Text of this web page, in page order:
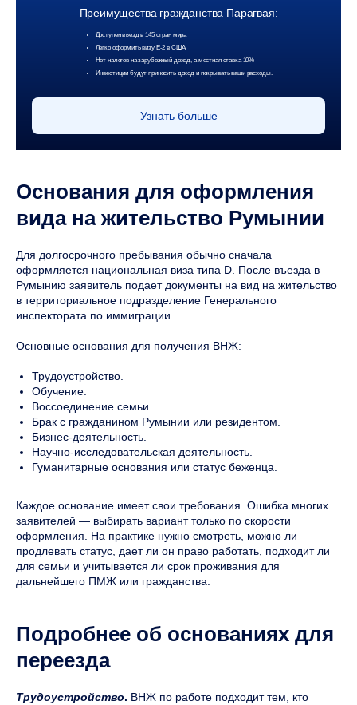
Преимущества гражданства Парагвая:
Доступен въезд в 145 стран мира
Легко оформить визу Е-2 в США
Нет налогов на зарубежный доход, а местная ставка 10%
Инвестиции будут приносить доход и покрывать ваши расходы.
Узнать больше
Основания для оформления
вида на жительство Румынии
Для долгосрочного пребывания обычно сначала
оформляется национальная виза типа D. После въезда в
Румынию заявитель подает документы на вид на жительство
в территориальное подразделение Генерального
инспектората по иммиграции.
Основные основания для получения ВНЖ:
Трудоустройство.
Обучение.
Воссоединение семьи.
Брак с гражданином Румынии или резидентом.
Бизнес-деятельность.
Научно-исследовательская деятельность.
Гуманитарные основания или статус беженца.
Каждое основание имеет свои требования. Ошибка многих
заявителей — выбирать вариант только по скорости
оформления. На практике нужно смотреть, можно ли
продлевать статус, дает ли он право работать, подходит ли
для семьи и учитывается ли срок проживания для
дальнейшего ПМЖ или гражданства.
Подробнее об основаниях для
переезда
Трудоустройство. ВНЖ по работе подходит тем, кто